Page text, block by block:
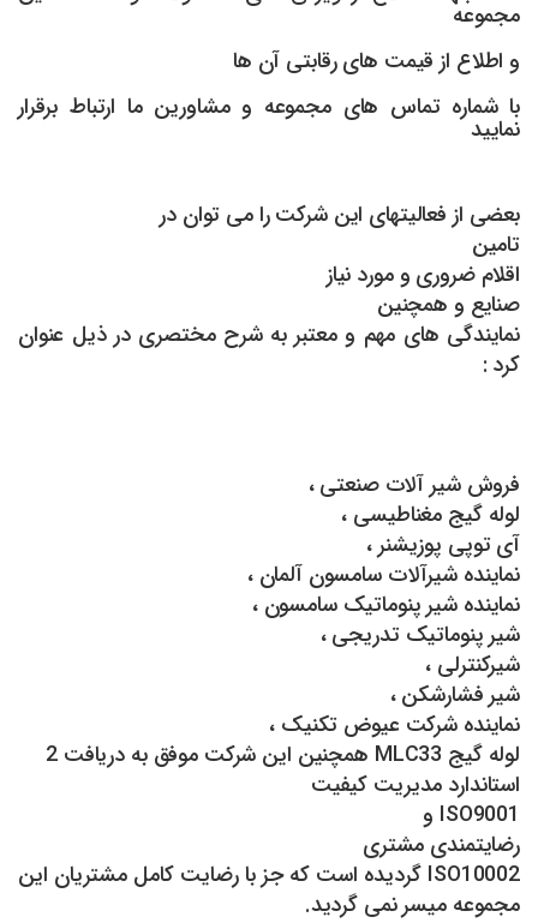
مجموعه
و اطلاع از قیمت های رقابتی آن ها
با شماره تماس های مجموعه و مشاورین ما ارتباط برقرار
نمایید
بعضی از فعالیتهای این شرکت را می توان در
تامین
اقلام ضروری و مورد نیاز
صنایع و همچنین
نمایندگی های مهم و معتبر به شرح مختصری در ذیل عنوان
کرد :
فروش شیر آلات صنعتی ،
لوله گیج مغناطیسی ،
آی توپی پوزیشنر ،
نماینده شیرآلات سامسون آلمان ،
نماینده شیر پنوماتیک سامسون ،
شیر پنوماتیک تدریجی ،
شیرکنترلی ،
شیر فشارشکن ،
نماینده شرکت عیوض تکنیک ،
لوله گیج MLC33 همچنین این شرکت موفق به دریافت 2
استاندارد مدیریت کیفیت
ISO9001 و
رضایتمندی مشتری
ISO10002 گردیده است که جز با رضایت کامل مشتریان این
مجموعه میسر نمی گردید.